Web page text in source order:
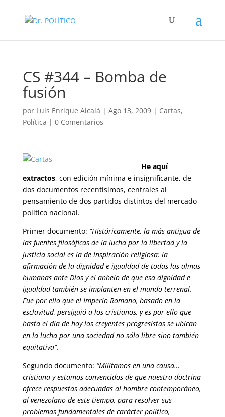
CS #344 – Bomba de
fusión
por Luis Enrique Alcalá | Ago 13, 2009| Cartas,
Política | 0 Comentarios
He aquí
extractos, con edición mínima e insignificante, de
dos documentos recentísimos, centrales al
pensamiento de dos partidos distintos del mercado
político nacional.
Primer documento: “Históricamente, la más antigua de
las fuentes filosóficas de la lucha por la libertad y la
justicia social es la de inspiración religiosa: la
afirmación de la dignidad e igualdad de todas las almas
humanas ante Dios y el anhelo de que esa dignidad e
igualdad también se implanten en el mundo terrenal.
Fue por ello que el Imperio Romano, basado en la
esclavitud, persiguió a los cristianos, y es por ello que
hasta el día de hoy los creyentes progresistas se ubican
en la lucha por una sociedad no sólo libre sino también
equitativa”.
Segundo documento: “Militamos en una causa…
cristiana y estamos convencidos de que nuestra doctrina
ofrece respuestas adecuadas al hombre contemporáneo,
al venezolano de este tiempo, para resolver sus
problemas fundamentales de carácter político,